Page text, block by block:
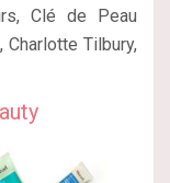
Clé de Peau
Charlotte Tilbury,